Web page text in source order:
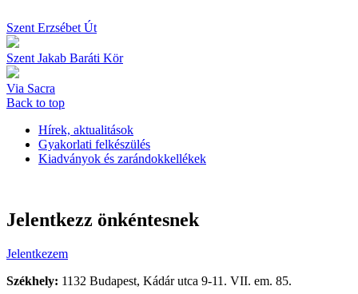
Szent Erzsébet Út
Szent Jakab Baráti Kör
Via Sacra
Back to top
Hírek, aktualitások
Gyakorlati felkészülés
Kiadványok és zarándokkellékek
Jelentkezz önkéntesnek
Jelentkezem
Székhely: 1132 Budapest, Kádár utca 9-11. VII. em. 85.